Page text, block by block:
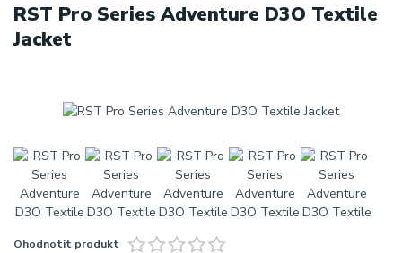
RST Pro Series Adventure D3O Textile
Jacket
Ohodnotit produkt